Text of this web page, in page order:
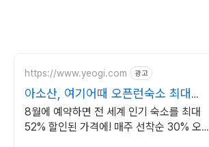
https://www.yeogi.com 광고
아소산, 여기어때 오픈런숙소 최대
81% 할인
8월에 예약하면 전 세계 인기 숙소를 최대
52% 할인된 가격에! 매주 선착순 30% 오픈